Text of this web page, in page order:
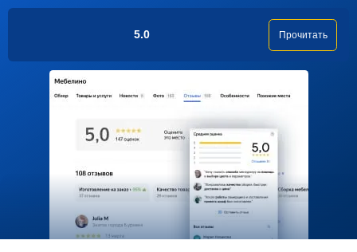
5.0 Прочитать